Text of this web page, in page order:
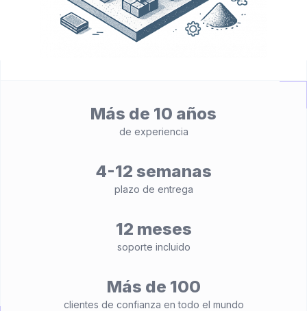
Más de 10 años
de experiencia
4-12 semanas
plazo de entrega
12 meses
soporte incluido
Más de 100
clientes de confianza en todo el mundo